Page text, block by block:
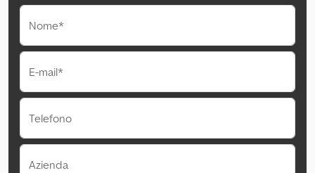
Nome*
E-mail*
Telefono
Azienda